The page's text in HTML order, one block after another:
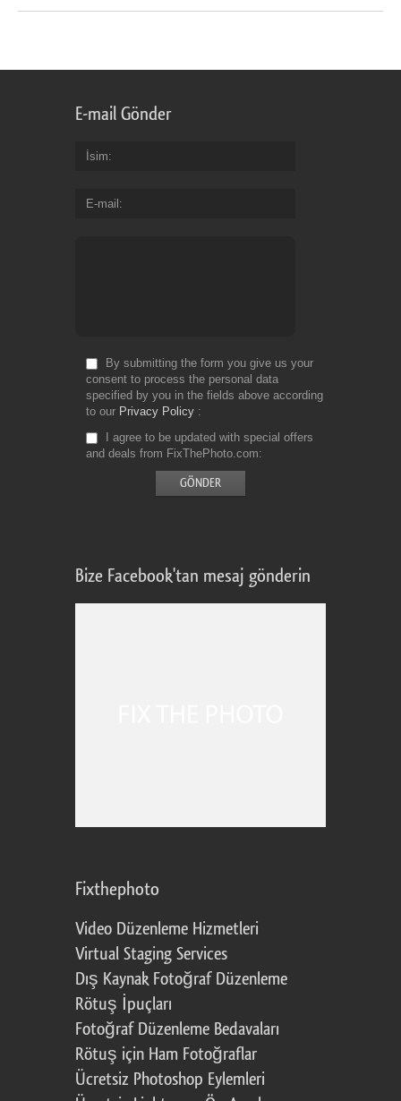
E-mail Gönder
İsim
E-mail
By submitting the form you give us your
consent to process the personal data
specified by you in the fields above according
to our Privacy Policy
I agree to be updated with special offers
and deals from FixThePhoto.com
Bize Facebook'tan mesaj gönderin
Fixthephoto
Video Düzenleme Hizmetleri
Virtual Staging Services
Dış Kaynak Fotoğraf Düzenleme
Rötuş İpuçları
Fotoğraf Düzenleme Bedavaları
Rötuş için Ham Fotoğraflar
Ücretsiz Photoshop Eylemleri